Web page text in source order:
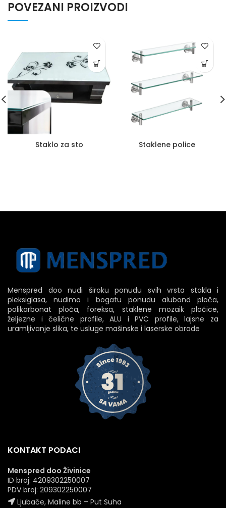
POVEZANI PROIZVODI
Staklo za sto Staklene police
Menspred doo nudi široku ponudu svih vrsta stakla i
pleksiglasa, nudimo i bogatu ponudu alubond ploča,
polikarbonat ploča, foreksa, staklene mozaik pločice,
željezne i čelične profile, ALU i PVC profile, lajsne za
uramljivanje slika, te usluge mašinske i laserske obrade
KONTAKT PODACI
Menspred doo Živinice
ID broj: 4209302250007
PDV broj: 209302250007
Ljubače, Maline bb – Put Suha